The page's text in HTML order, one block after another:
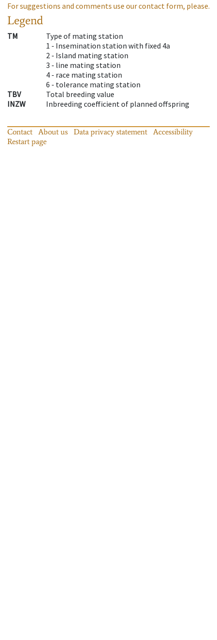
For suggestions and comments use our contact form, please.
Legend
TM
Type of mating station
1 - Insemination station with fixed 4a
2 - Island mating station
3 - line mating station
4 - race mating station
6 - tolerance mating station
TBV
Total breeding value
INZW
Inbreeding coefficient of planned offspring
Contact About us Data privacy statement
Accessibility
Restart page